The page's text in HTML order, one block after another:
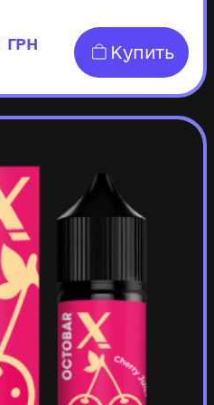
ГРН Купить